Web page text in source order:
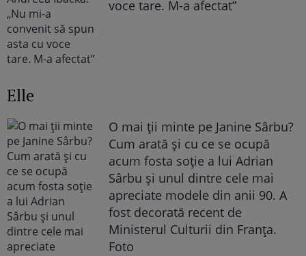
voce tare. M-a afectat”
Elle
O mai ții minte pe Janine Sârbu?
Cum arată și cu ce se ocupă
acum fosta soție a lui Adrian
Sârbu și unul dintre cele mai
apreciate modele din anii 90. A
fost decorată recent de
Ministerul Culturii din Franța.
Foto